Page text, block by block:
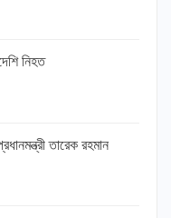
নিহত
তারেক রহমান